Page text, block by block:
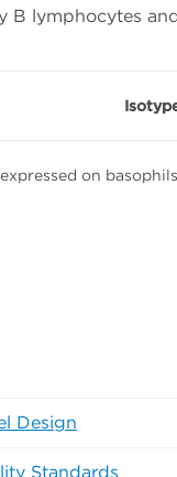
B lymphocytes
on
Design
Standards